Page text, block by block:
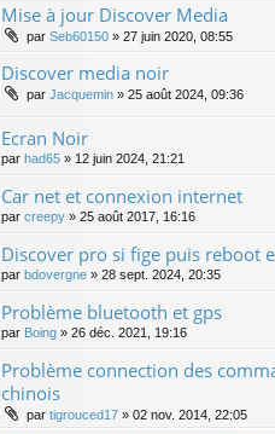
Mise à jour Discover Media
par Seb60150 » 27 juin 2020, 08:55
Discover media noir
par Jacquemin » 25 août 2024, 09:36
Ecran Noir
par had65 » 12 juin 2024, 21:21
Car net et connexion internet
par creepy » 25 août 2017, 16:16
Discover pro si fige puis reboot
par bdovergne » 28 sept. 2024, 20:35
Problème bluetooth et gps
par Boing » 26 déc. 2021, 19:16
Problème connection des
chinois
par tigrouced17 » 02 nov. 2014, 22:05